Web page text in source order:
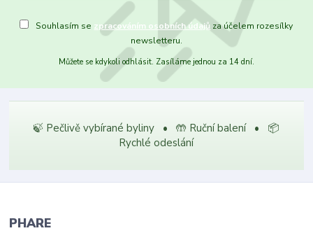
Souhlasím se zpracováním osobních údajů za účelem rozesílky
newsletteru.
Můžete se kdykoli odhlásit. Zasíláme jednou za 14 dní.
🍃 Pečlivě vybírané byliny • 🤲 Ruční balení • 📦
Rychlé odeslání
PHARE